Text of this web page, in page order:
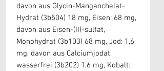
davon aus Glycin-Manganchelat-
Hydrat (3b504) 18 mg, Eisen: 68 mg,
davon aus Eisen-(II)-sulfat,
Monohydrat (3b103) 68 mg, Jod: 1,6
mg, davon aus Calciumjodat,
wasserfrei (3b202) 1,6 mg, Kobalt: